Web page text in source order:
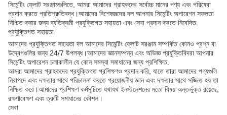
সিমেন্টিং ফ্লোট সরঞ্জামগুলিতে, আমরা আমাদের গ্রাহকদের সর্বোচ্চ মানের পণ্য এবং পরিষেবা
প্রদান করতে প্রতিশ্রুতিবদ্ধ।আমাদের বিশেষজ্ঞদের দল আপনার সিমেন্টিং অপারেশন সফলতা
নিশ্চিত করার জন্য ব্যতিক্রমী প্রযুক্তিগত সহায়তা এবং সেবা প্রদান করতে নিবেদিত.
প্রযুক্তিগত সহায়তা
আমাদের প্রযুক্তিগত সহায়তা দল আমাদের সিমেন্টিং ফ্লোট সরঞ্জাম সম্পর্কিত কোনও প্রশ্ন বা
উদ্বেগগুলির জন্য 24/7 উপলব্ধ।আমাদের জ্ঞানসম্পন্ন এবং অভিজ্ঞ প্রযুক্তিবিদরা আপনার
সিমেন্টিং অপারেশন চলাকালীন যে কোন সমস্যা সমাধানের জন্য প্রশিক্ষিত.
আমরা আমাদের গ্রাহকদের প্রযুক্তিগত প্রশিক্ষণও প্রদান করি, যাতে তারা আমাদের পণ্যগুলি
নিরাপদে এবং দক্ষতার সাথে পরিচালনা করতে প্রয়োজনীয় জ্ঞান এবং দক্ষতার সাথে সজ্জিত হয় তা
নিশ্চিত করে।আমাদের প্রশিক্ষণ কর্মসূচিতে যথাযথ ইনস্টলেশনের মতো বিষয় অন্তর্ভুক্ত রয়েছে,
রক্ষণাবেক্ষণ এবং ত্রুটি সমাধানের কৌশল।
সেবা